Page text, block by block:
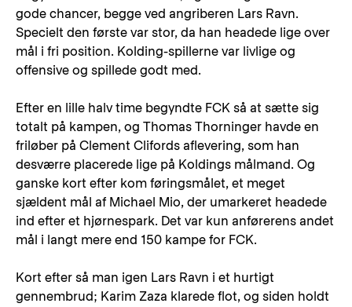
gode chancer, begge ved angriberen Lars Ravn.
Specielt den første var stor, da han headede lige over
mål i fri position. Kolding-spillerne var livlige og
offensive og spillede godt med.
Efter en lille halv time begyndte FCK så at sætte sig
totalt på kampen, og Thomas Thorninger havde en
friløber på Clement Clifords aflevering, som han
desværre placerede lige på Koldings målmand. Og
ganske kort efter kom føringsmålet, et meget
sjældent mål af Michael Mio, der umarkeret headede
ind efter et hjørnespark. Det var kun anførerens andet
mål i langt mere end 150 kampe for FCK.
Kort efter så man igen Lars Ravn i et hurtigt
gennembrud; Karim Zaza klarede flot, og siden holdt